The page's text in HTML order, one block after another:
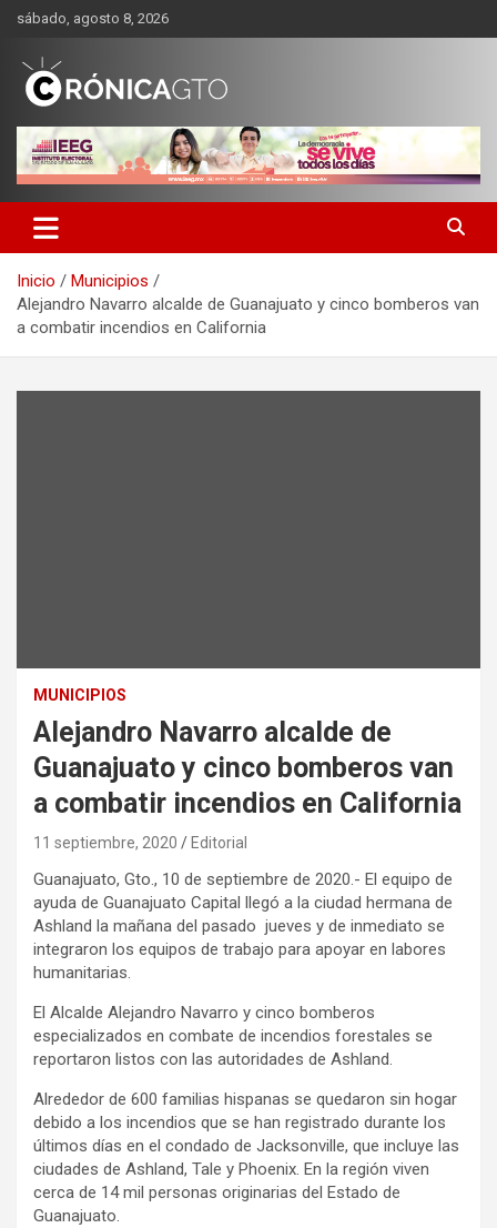
Saltar
contenido
sábado, agosto 8, 2026
CRONICA GUANAJUATO
Inicio
Municipios
Alejandro Navarro alcalde de Guanajuato y cinco bomberos van
a combatir incendios en California
MUNICIPIOS
Alejandro Navarro alcalde de
Guanajuato y cinco bomberos van
a combatir incendios en California
11 septiembre, 2020 Editorial
Guanajuato, Gto., 10 de septiembre de 2020.- El equipo de
ayuda de Guanajuato Capital llegó a la ciudad hermana de
Ashland la mañana del pasado jueves y de inmediato se
integraron los equipos de trabajo para apoyar en labores
humanitarias.
El Alcalde Alejandro Navarro y cinco bomberos
especializados en combate de incendios forestales se
reportaron listos con las autoridades de Ashland.
Alrededor de 600 familias hispanas se quedaron sin hogar
debido a los incendios que se han registrado durante los
últimos días en el condado de Jacksonville, que incluye las
ciudades de Ashland, Tale y Phoenix. En la región viven
cerca de 14 mil personas originarias del Estado de
Guanajuato.